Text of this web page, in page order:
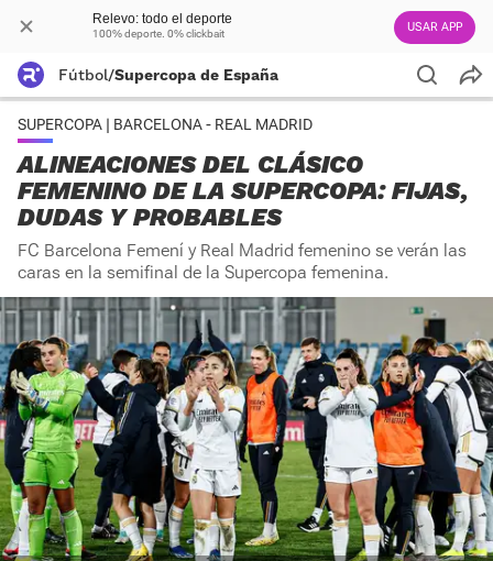
Relevo: todo el deporte
100% deporte. 0% clickbait USAR APP
Fútbol/Supercopa de España
SUPERCOPA | BARCELONA - REAL MADRID
ALINEACIONES DEL CLÁSICO
FEMENINO DE LA SUPERCOPA: FIJAS,
DUDAS Y PROBABLES
FC Barcelona Femení y Real Madrid femenino se verán las
caras en la semifinal de la Supercopa femenina.